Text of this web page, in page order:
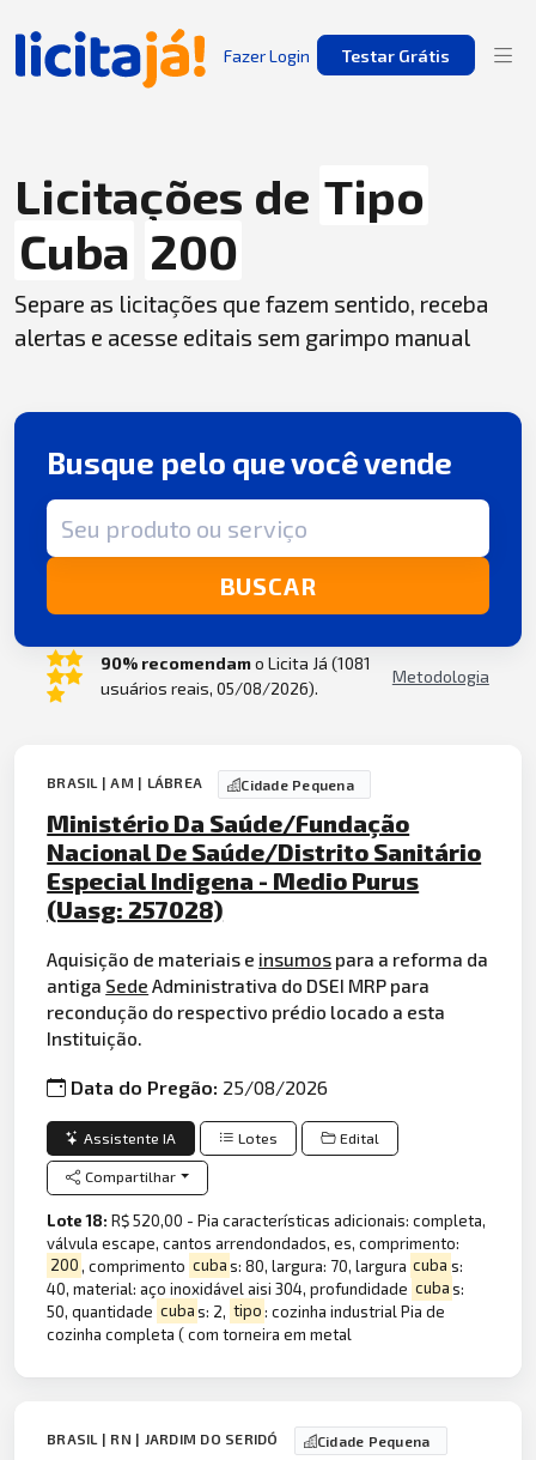
Fazer Login Testar Grátis
Licitações de Tipo
Cuba 200
Separe as licitações que fazem sentido, receba
alertas e acesse editais sem garimpo manual
Busque pelo que você vende
Termo de busca
BUSCAR
90% recomendamo Licita Já (1081
usuários reais, 05/08/2026).
Metodologia
BRASIL | AM | LÁBREA Cidade Pequena
Ministério Da Saúde/Fundação
Nacional De Saúde/Distrito Sanitário
Especial Indigena - Medio Purus
(Uasg: 257028)
Aquisição de materiais e insumos para a reforma da
antiga Sede Administrativa do DSEI MRP para
recondução do respectivo prédio locado a esta
Instituição.
Data do Pregão: 25/08/2026
Assistente IA Lotes Edital
Compartilhar
Lote 18:R$ 520,00 - Pia características adicionais: completa,
válvula escape, cantos arrendondados, es, comprimento:
200, comprimento cubas: 80, largura: 70, largura cuba s:
40, material: aço inoxidável aisi 304, profundidade cubas:
50, quantidade cubas: 2, tipo: cozinha industrial Pia de
cozinha completa ( com torneira em metal
BRASIL | RN | JARDIM DO SERIDÓ Cidade Pequena